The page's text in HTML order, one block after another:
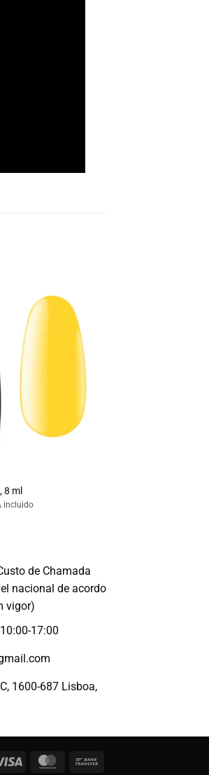
8 ml
incluido
de Chamada
nacional de acordo
vigor)
17:00
1600-687 Lisboa,
Visa MasterCard